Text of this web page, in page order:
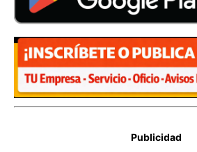
Publicidad